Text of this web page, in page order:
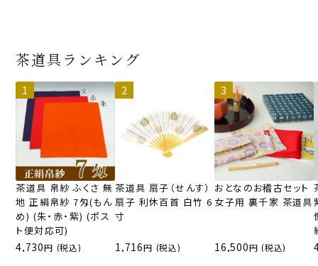
茶道具ランキング
茶道具 帛紗 ふくさ 無
地 正絹帛紗 7匁(もん
め) (朱・赤・紫) (ポス
ト便対応可)
4,730 (税込)
茶道具 扇子（せんす）
扇子 利休百首 白竹 6
寸
1,716 (税込)
おとなのお稽古セット
女子用 裏千家 茶道具
16,500 (税込)